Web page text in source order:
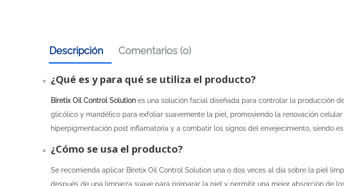
Descripción Comentarios (0)
¿Qué es y para qué se utiliza el producto?
Biretix Oil Control Solution es una solución facial diseñada para controlar la producción
glicólico y mandélico para exfoliar suavemente la piel, promoviendo la renovación
hiperpigmentación post inflamatoria y a combatir los signos del envejecimiento, siendo
¿Cómo se usa el producto?
Se recomienda aplicar Biretix Oil Control Solution una o dos veces al día sobre la piel
después de una limpieza suave para preparar la piel y permitir una mejor absorción de